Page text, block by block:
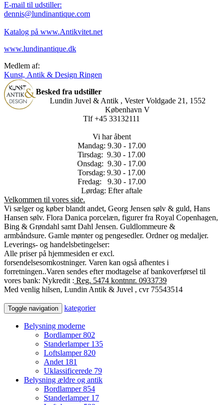
E-mail til udstiller:
dennis@lundinantique.com
Katalog på www.Antikvitet.net
www.lundinantique.dk
Medlem af:
Kunst, Antik & Design Ringen
Besked fra udstiller
Lundin Juvel & Antik , Vester Voldgade 21, 1552
København V
Tlf +45 33132111
Vi har åbent
Mandag: 9.30 - 17.00
Tirsdag: 9.30 - 17.00
Onsdag: 9.30 - 17.00
Torsdag: 9.30 - 17.00
Fredag: 9.30 - 17.00
Lørdag: Efter aftale
Velkommen til vores side.
Vi sælger og køber blandt andet, Georg Jensen sølv & guld, Hans
Hansen sølv. Flora Danica porcelæn, figurer fra Royal Copenhagen,
Bing & Grøndahl samt Dahl Jensen. Guldlommeure &
armbåndsure. Gamle mønter og pengesedler. Ordner og medaljer.
Leverings- og handelsbetingelser:
Alle priser på hjemmesiden er excl.
forsendelsesomkostninger. Varen kan også afhentes i
forretningen..Varen sendes efter modtagelse af bankoverførsel til
vores bank: Nykredit : Reg. 5474 kontnnr. 0933739
Med venlig hilsen, Lundin Antik & Juvel , cvr 75543514
Toggle navigation kategorier
Belysning moderne
Bordlamper802
Standerlamper 135
Loftslamper820
Andet 181
Uklassificerede 79
Belysning ældre og antik
Bordlamper854
Standerlamper 17